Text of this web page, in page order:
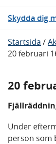
Skydda dig
Startsida /
20 februari
20
Under
person som